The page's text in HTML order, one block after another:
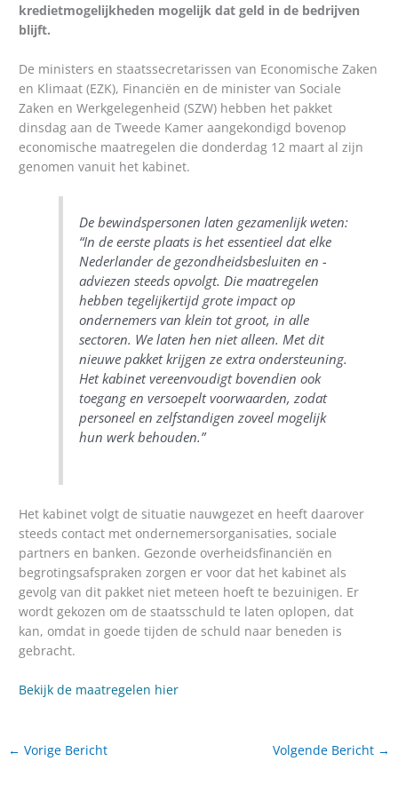
kredietmogelijkheden mogelijk dat geld in de bedrijven
blijft.
De ministers en staatssecretarissen van Economische Zaken
en Klimaat (EZK), Financiën en de minister van Sociale
Zaken en Werkgelegenheid (SZW) hebben het pakket
dinsdag aan de Tweede Kamer aangekondigd bovenop
economische maatregelen die donderdag 12 maart al zijn
genomen vanuit het kabinet.
De bewindspersonen laten gezamenlijk weten:
“In de eerste plaats is het essentieel dat elke
Nederlander de gezondheidsbesluiten en -
adviezen steeds opvolgt. Die maatregelen
hebben tegelijkertijd grote impact op
ondernemers van klein tot groot, in alle
sectoren. We laten hen niet alleen. Met dit
nieuwe pakket krijgen ze extra ondersteuning.
Het kabinet vereenvoudigt bovendien ook
toegang en versoepelt voorwaarden, zodat
personeel en zelfstandigen zoveel mogelijk
hun werk behouden.”
Het kabinet volgt de situatie nauwgezet en heeft daarover
steeds contact met ondernemersorganisaties, sociale
partners en banken. Gezonde overheidsfinanciën en
begrotingsafspraken zorgen er voor dat het kabinet als
gevolg van dit pakket niet meteen hoeft te bezuinigen. Er
wordt gekozen om de staatsschuld te laten oplopen, dat
kan, omdat in goede tijden de schuld naar beneden is
gebracht.
Bekijk de maatregelen hier
← Vorige Bericht Volgende Bericht →